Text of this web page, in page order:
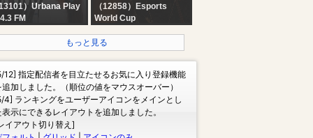
13101）Urbana Play
FM
con Sebastián
Fábregas
（12858）Esports
World Cup
Day 3 - Group Stage
もっと見る
12] 指定配信者を目立たせるお気に入り登録機能
追加しました。（順位の値をマウスオーバー）
4] ランキングをユーザーアイコンをメインとし
表示にできるレイアウトを追加しました。
イアウト切り替え]